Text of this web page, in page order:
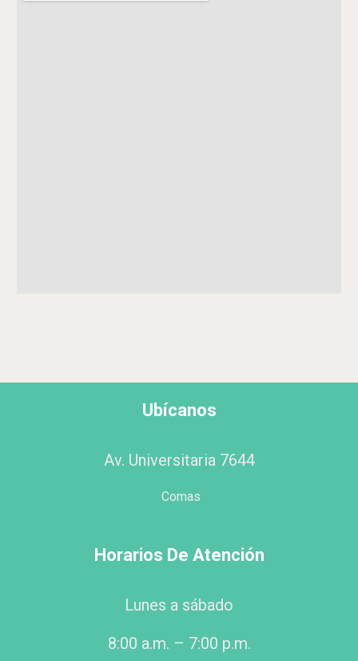
Ubícanos
Av. Universitaria 7644
Comas
Horarios De Atención
Lunes a sábado
8:00 a.m. – 7:00 p.m.